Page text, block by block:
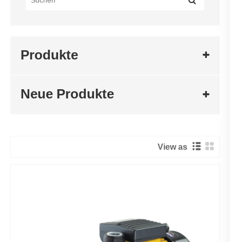
Produkte
Neue Produkte
View as